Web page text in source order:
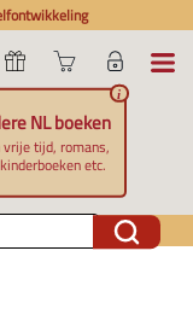
NL boeken
vrije tijd, romans,
etc.
i